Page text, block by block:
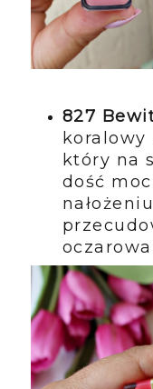
827
koralowy
który na
dość